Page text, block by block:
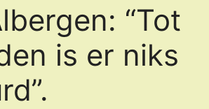
“Tot
is er niks